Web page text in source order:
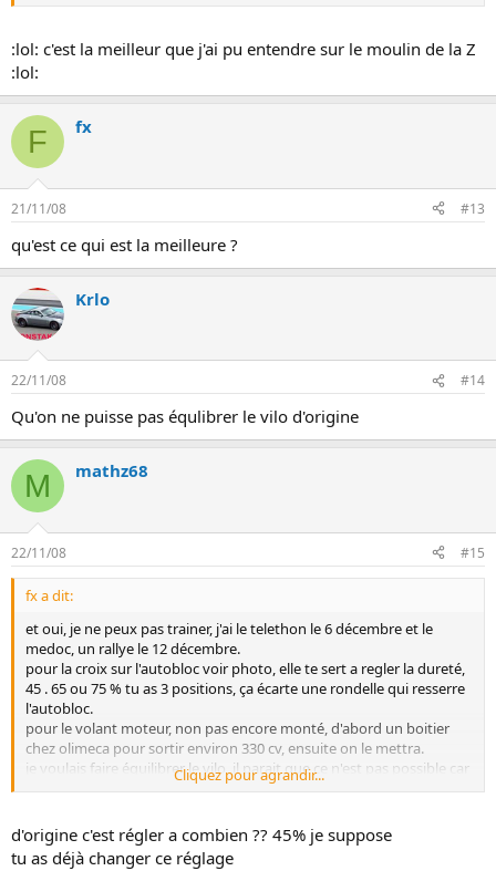
:lol: c'est la meilleur que j'ai pu entendre sur le moulin de la Z
:lol:
F fx
21/11/08 #13
qu'est ce qui est la meilleure ?
Krlo
22/11/08 #14
Qu'on ne puisse pas équlibrer le vilo d'origine
M mathz68
22/11/08 #15
fx a dit:
et oui, je ne peux pas trainer, j'ai le telethon le 6 décembre et le
medoc, un rallye le 12 décembre.
pour la croix sur l'autobloc voir photo, elle te sert a regler la dureté,
45 . 65 ou 75 % tu as 3 positions, ça écarte une rondelle qui resserre
l'autobloc.
pour le volant moteur, non pas encore monté, d'abord un boitier
chez olimeca pour sortir environ 330 cv, ensuite on le mettra.
je voulais faire équilibrer le vilo, il parait que ce n'est pas possible car
ils ont un traitement spécial !!!!
Cliquez pour agrandir...
d'origine c'est régler a combien ?? 45% je suppose
tu as déjà changer ce réglage